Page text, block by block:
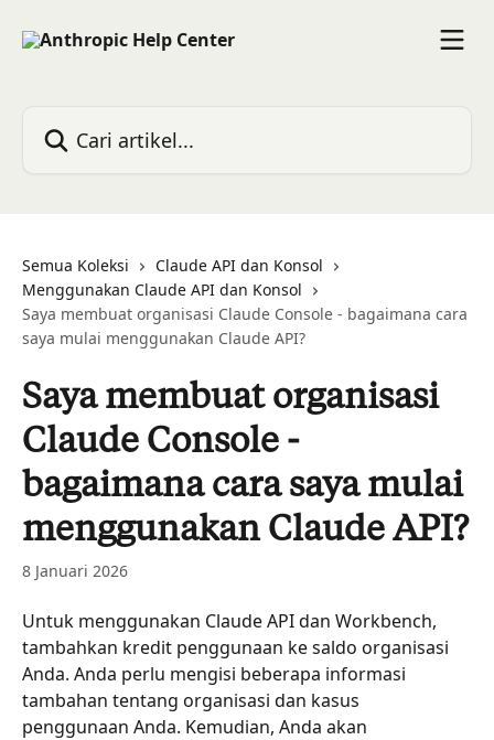
Semua Koleksi
Claude API dan Konsol
Menggunakan Claude API dan Konsol
Saya membuat organisasi Claude Console - bagaimana cara
saya mulai menggunakan Claude API?
Saya membuat organisasi
Claude Console -
bagaimana cara saya mulai
menggunakan Claude API?
8 Januari 2026
Untuk menggunakan Claude API dan Workbench,
tambahkan kredit penggunaan ke saldo organisasi
Anda. Anda perlu mengisi beberapa informasi
tambahan tentang organisasi dan kasus
penggunaan Anda. Kemudian, Anda akan